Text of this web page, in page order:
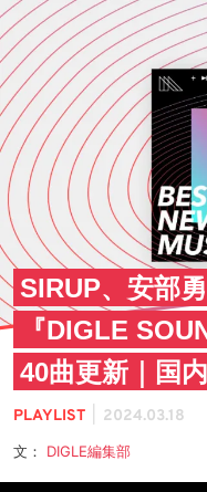
SIRUP、安部
『DIGLE
40曲更新｜国
PLAYLIST 2024.03.18
文： DIGLE編集部